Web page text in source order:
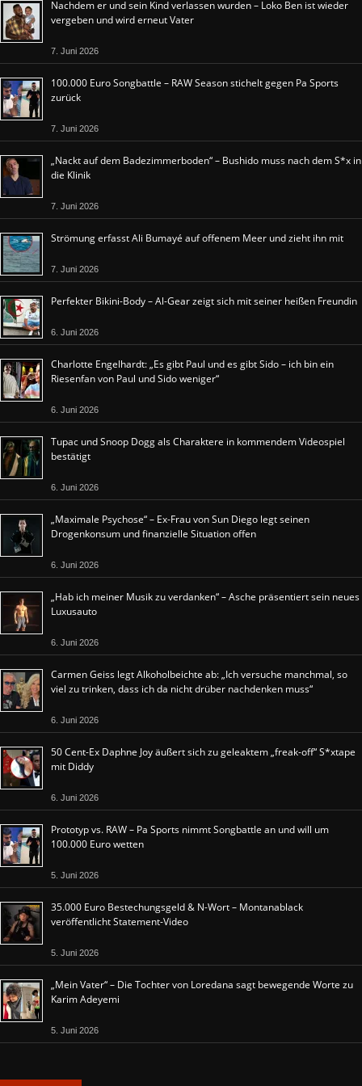
Nachdem er und sein Kind verlassen wurden – Loko Ben ist wieder
vergeben und wird erneut Vater
7. Juni 2026
100.000 Euro Songbattle – RAW Season stichelt gegen Pa Sports
zurück
7. Juni 2026
„Nackt auf dem Badezimmerboden“ – Bushido muss nach dem S*x in
die Klinik
7. Juni 2026
Strömung erfasst Ali Bumayé auf offenem Meer und zieht ihn mit
7. Juni 2026
Perfekter Bikini-Body – Al-Gear zeigt sich mit seiner heißen Freundin
6. Juni 2026
Charlotte Engelhardt: „Es gibt Paul und es gibt Sido – ich bin ein
Riesenfan von Paul und Sido weniger“
6. Juni 2026
Tupac und Snoop Dogg als Charaktere in kommendem Videospiel
bestätigt
6. Juni 2026
„Maximale Psychose“ – Ex-Frau von Sun Diego legt seinen
Drogenkonsum und finanzielle Situation offen
6. Juni 2026
„Hab ich meiner Musik zu verdanken“ – Asche präsentiert sein neues
Luxusauto
6. Juni 2026
Carmen Geiss legt Alkoholbeichte ab: „Ich versuche manchmal, so
viel zu trinken, dass ich da nicht drüber nachdenken muss“
6. Juni 2026
50 Cent-Ex Daphne Joy äußert sich zu geleaktem „freak-off“ S*xtape
mit Diddy
6. Juni 2026
Prototyp vs. RAW – Pa Sports nimmt Songbattle an und will um
100.000 Euro wetten
5. Juni 2026
35.000 Euro Bestechungsgeld & N-Wort – Montanablack
veröffentlicht Statement-Video
5. Juni 2026
„Mein Vater“ – Die Tochter von Loredana sagt bewegende Worte zu
Karim Adeyemi
5. Juni 2026